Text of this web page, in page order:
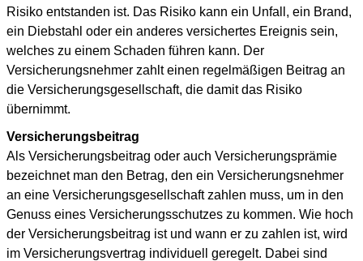
Risiko entstanden ist. Das Risiko kann ein Unfall, ein Brand,
ein Diebstahl oder ein anderes versichertes Ereignis sein,
welches zu einem Schaden führen kann. Der
Versicherungsnehmer zahlt einen regelmäßigen Beitrag an
die Versicherungsgesellschaft, die damit das Risiko
übernimmt.
Versicherungsbeitrag
Als Versicherungsbeitrag oder auch Versicherungsprämie
bezeichnet man den Betrag, den ein Versicherungsnehmer
an eine Versicherungsgesellschaft zahlen muss, um in den
Genuss eines Versicherungsschutzes zu kommen. Wie hoch
der Versicherungsbeitrag ist und wann er zu zahlen ist, wird
im Versicherungsvertrag individuell geregelt. Dabei sind